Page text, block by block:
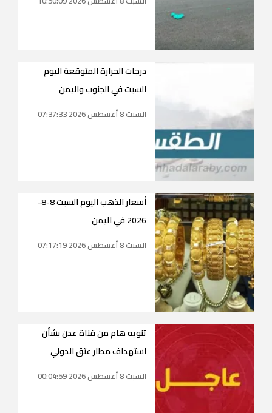
درجات الحرارة المتوقعة اليوم
السبت في الجنوب واليمن
السبت 8 أغسطس 2026 07:37:33
أسعار الذهب اليوم السبت 8-8-
2026 في اليمن
السبت 8 أغسطس 2026 07:17:19
تنويه هام من قناة عدن بشأن
استهداف مطار عتق الدولي
السبت 8 أغسطس 2026 00:04:59